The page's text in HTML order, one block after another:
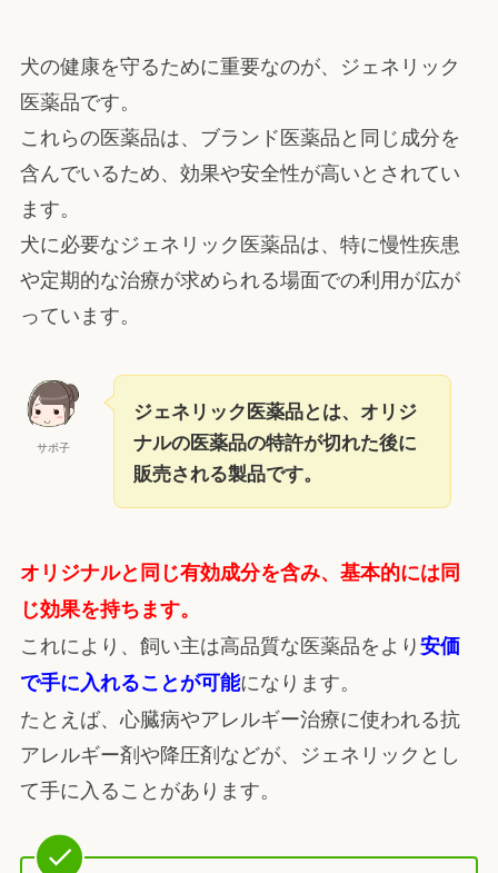
犬の健康を守るために重要なのが、ジェネリック
医薬品です。
これらの医薬品は、ブランド医薬品と同じ成分を
含んでいるため、効果や安全性が高いとされてい
ます。
犬に必要なジェネリック医薬品は、特に慢性疾患
や定期的な治療が求められる場面での利用が広が
っています。
サポ子
ジェネリック医薬品とは、オリジ
ナルの医薬品の特許が切れた後に
販売される製品です。
オリジナルと同じ有効成分を含み、基本的には同
じ効果を持ちます。
これにより、飼い主は高品質な医薬品をより安価
で手に入れることが可能になります。
たとえば、心臓病やアレルギー治療に使われる抗
アレルギー剤や降圧剤などが、ジェネリックとし
て手に入ることがあります。